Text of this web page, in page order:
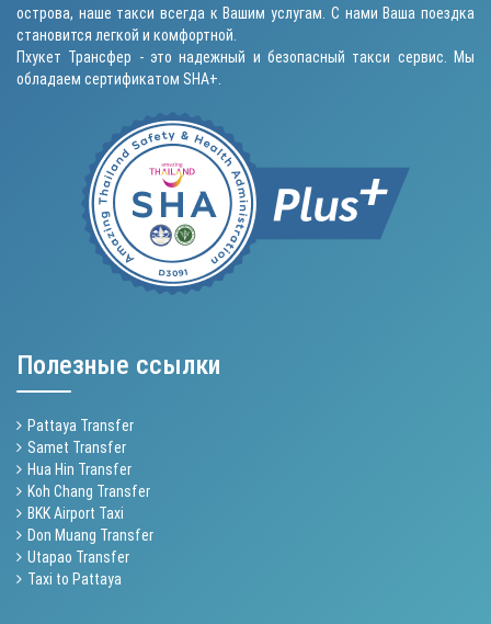
острова, наше такси всегда к Вашим услугам. С нами Ваша поездка
становится легкой и комфортной.
Пхукет Трансфер - это надежный и безопасный такси сервис. Мы
обладаем сертификатом SHA+.
Полезные ссылки
Pattaya Transfer
Samet Transfer
Hua Hin Transfer
Koh Chang Transfer
BKK Airport Taxi
Don Muang Transfer
Utapao Transfer
Taxi to Pattaya